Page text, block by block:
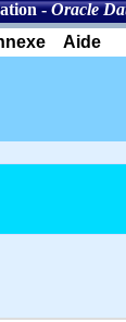
-Oracle
Aide